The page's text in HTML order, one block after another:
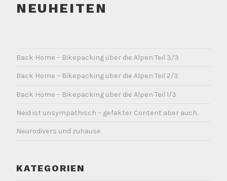
NEUHEITEN
Back Home – Bikepacking über die Alpen Teil 3/3
Back Home – Bikepacking über die Alpen Teil 2/3
Back Home – Bikepacking über die Alpen Teil 1/3
Neid ist unsympathisch – gefakter Content aber auch.
Neurodivers und zuhause
KATEGORIEN